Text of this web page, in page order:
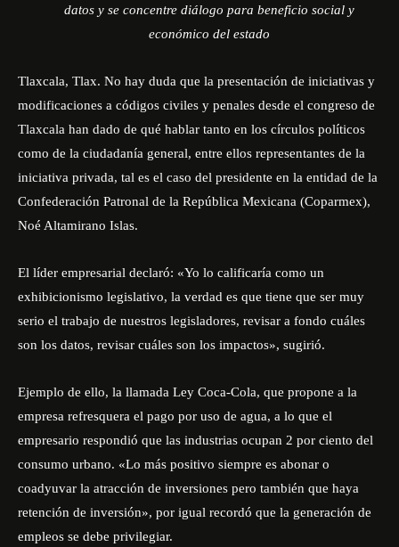
datos y se concentre diálogo para beneficio social y
económico del estado
Tlaxcala, Tlax. No hay duda que la presentación de iniciativas y
modificaciones a códigos civiles y penales desde el congreso de
Tlaxcala han dado de qué hablar tanto en los círculos políticos
como de la ciudadanía general, entre ellos representantes de la
iniciativa privada, tal es el caso del presidente en la entidad de la
Confederación Patronal de la República Mexicana (Coparmex),
Noé Altamirano Islas.
El líder empresarial declaró: «Yo lo calificaría como un
exhibicionismo legislativo, la verdad es que tiene que ser muy
serio el trabajo de nuestros legisladores, revisar a fondo cuáles
son los datos, revisar cuáles son los impactos», sugirió.
Ejemplo de ello, la llamada Ley Coca-Cola, que propone a la
empresa refresquera el pago por uso de agua, a lo que el
empresario respondió que las industrias ocupan 2 por ciento del
consumo urbano. «Lo más positivo siempre es abonar o
coadyuvar la atracción de inversiones pero también que haya
retención de inversión», por igual recordó que la generación de
empleos se debe privilegiar.